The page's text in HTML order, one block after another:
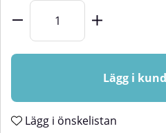
Lägg i
Lägg i önskelistan